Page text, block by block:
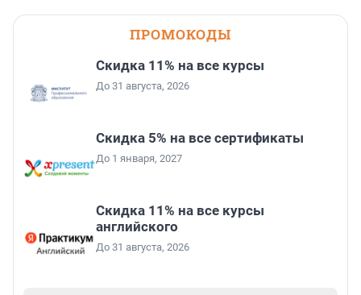
ПРОМОКОДЫ
Скидка 11% на все курсы
До 31 августа, 2026
Скидка 5% на все сертификаты
До 1 января, 2027
Скидка 11% на все курсы
английского
До 31 августа, 2026